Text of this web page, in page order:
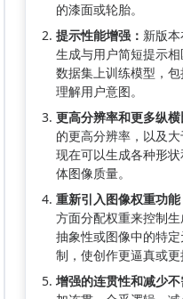
的漆面或轮胎。
提示性能增强： 新版
生成与用户简短提示
数据集上训练模型，
理解用户意图。
更高分辨率和更多纵横
的更高分辨率，以及
现在可以生成各种形
体图像质量。
重新引入图像权重功能
方面分配权重来控制生
抽象性或图像中的特
制，使创作更逼真或更
增强的连贯性和减少不